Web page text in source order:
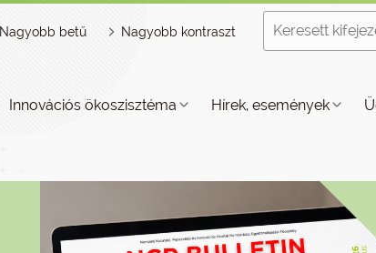
Nagyobb betű Nagyobb kontraszt
Innovációs ökoszisztéma Hírek, események